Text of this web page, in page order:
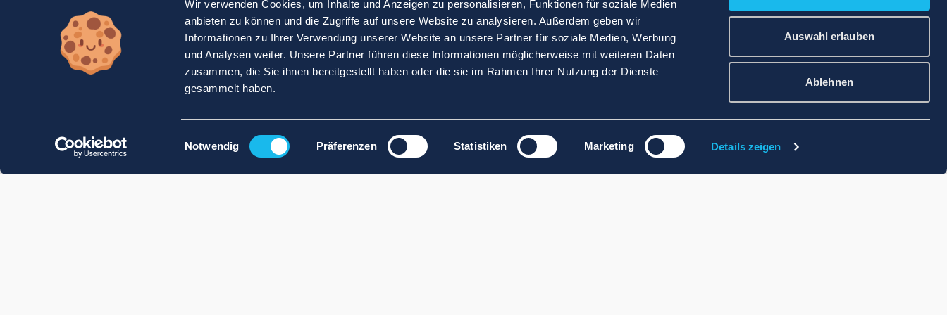
Wir verwenden Cookies, um Inhalte und Anzeigen zu personalisieren, Funktionen für soziale Medien
anbieten zu können und die Zugriffe auf unsere Website zu analysieren. Außerdem geben wir
Informationen zu Ihrer Verwendung unserer Website an unsere Partner für soziale Medien, Werbung
und Analysen weiter. Unsere Partner führen diese Informationen möglicherweise mit weiteren Daten
zusammen, die Sie ihnen bereitgestellt haben oder die sie im Rahmen Ihrer Nutzung der Dienste
gesammelt haben.
Einwilligungsauswahl
Notwendig Präferenzen Statistiken Marketing Details zeigen
Auswahl erlauben
Ablehnen